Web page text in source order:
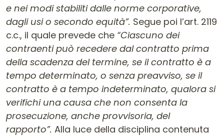
e nei modi stabiliti dalle norme corporative,
dagli usi o secondo equità”. Segue poi l’art. 2119
c.c., il quale prevede che “Ciascuno dei
contraenti può recedere dal contratto prima
della scadenza del termine, se il contratto è a
tempo determinato, o senza preavviso, se il
contratto è a tempo indeterminato, qualora si
verifichi una causa che non consenta la
prosecuzione, anche provvisoria, del
rapporto”. Alla luce della disciplina contenuta